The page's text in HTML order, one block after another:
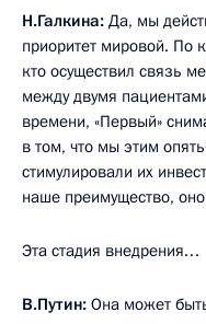
Н.Галкина: Да, мы
приоритет мировой.
кто осуществил связь
между двумя
времени, «Первый»
в том, что мы этим
стимулировали их
наше преимущество,
Эта стадия внедрения…
В.Путин: Она может